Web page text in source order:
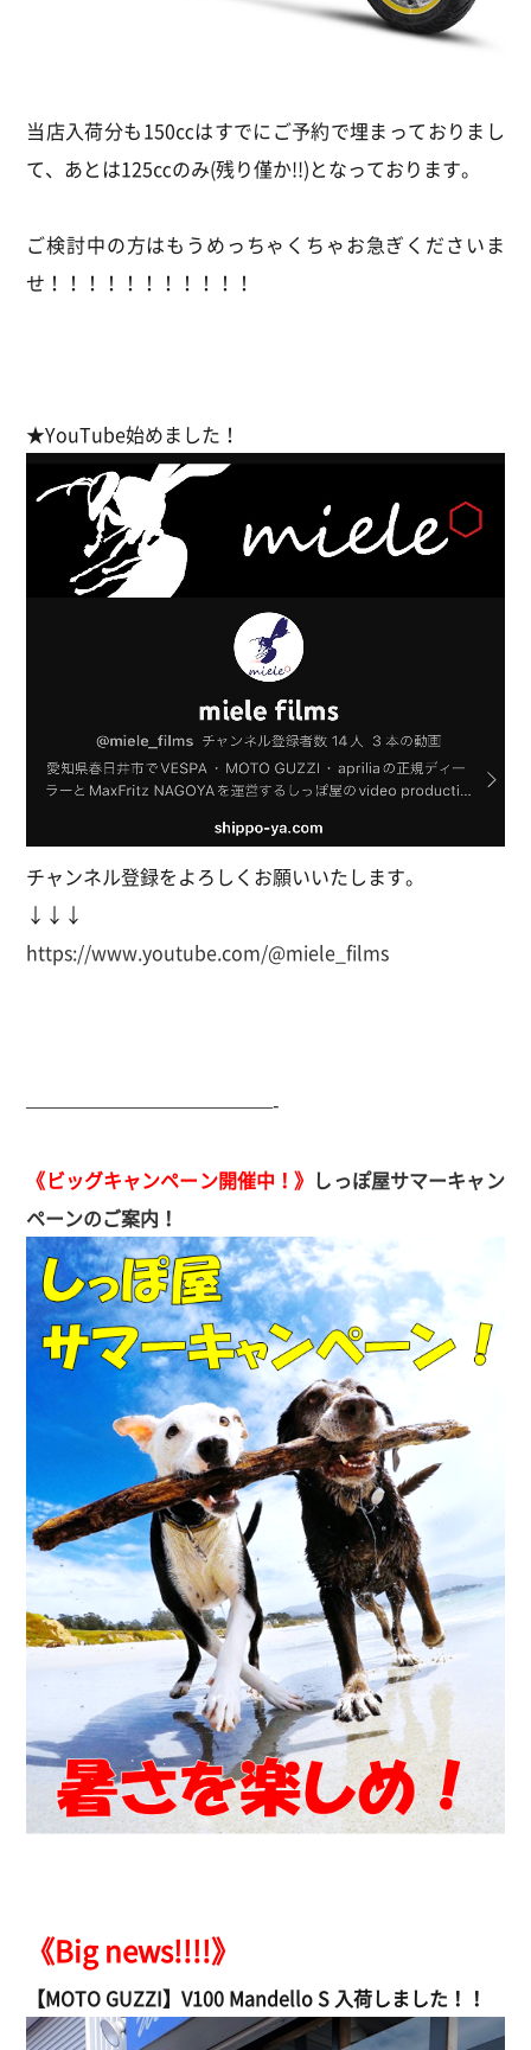
当店入荷分も150㏄はすでにご予約で埋まっておりまし
て、あとは125㏄のみ(残り僅か!!)となっております。
ご検討中の方はもうめっちゃくちゃお急ぎくださいま
せ！！！！！！！！！！！
★YouTube始めました！
チャンネル登録をよろしくお願いいたします。
↓↓↓
https://www.youtube.com/@miele_films
—————————————-
《ビッグキャンペーン開催中！》 しっぽ屋サマーキャン
ペーンのご案内！
《Big news!!!!》
【MOTO GUZZI】V100 Mandello S 入荷しました！！